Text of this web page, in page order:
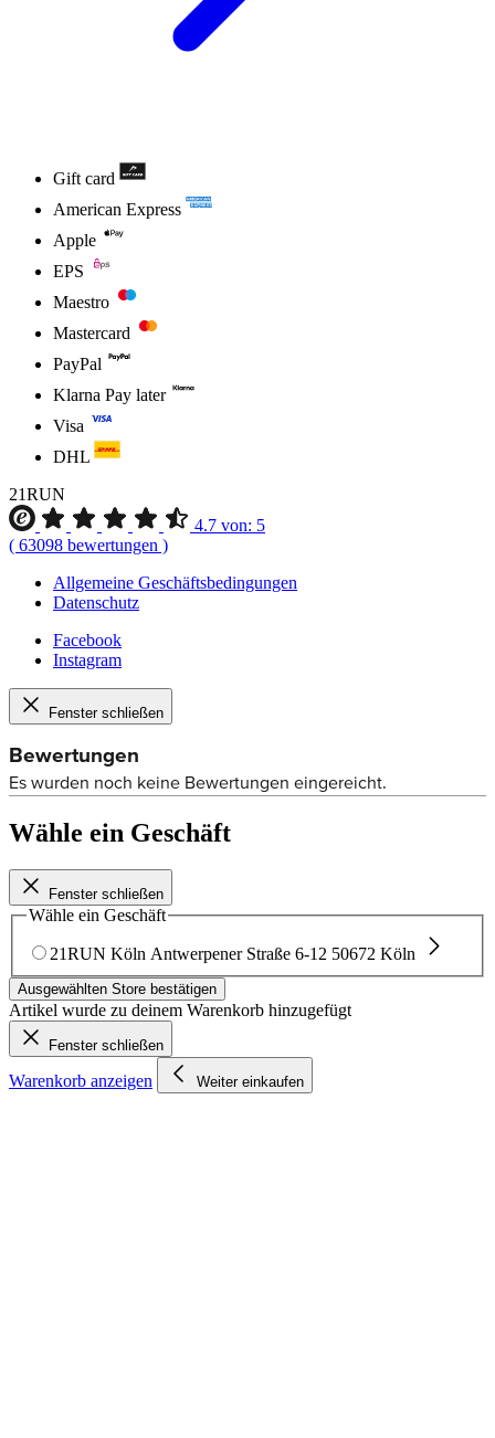
Gift card
American Express
Apple
EPS
Maestro
Mastercard
PayPal
Klarna Pay later
Visa
DHL
21RUN
4.7 von: 5
( 63098 bewertungen )
Allgemeine Geschäftsbedingungen
Datenschutz
Facebook
Instagram
Fenster schließen
Wähle ein Geschäft
Fenster schließen
Wähle ein Geschäft
21RUN Köln Antwerpener Straße 6-12 50672 Köln
Ausgewählten Store bestätigen
Artikel wurde zu deinem Warenkorb hinzugefügt
Fenster schließen
Warenkorb anzeigen Weiter einkaufen